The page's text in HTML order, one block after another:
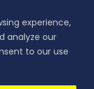
experience,
analyze our
to our use